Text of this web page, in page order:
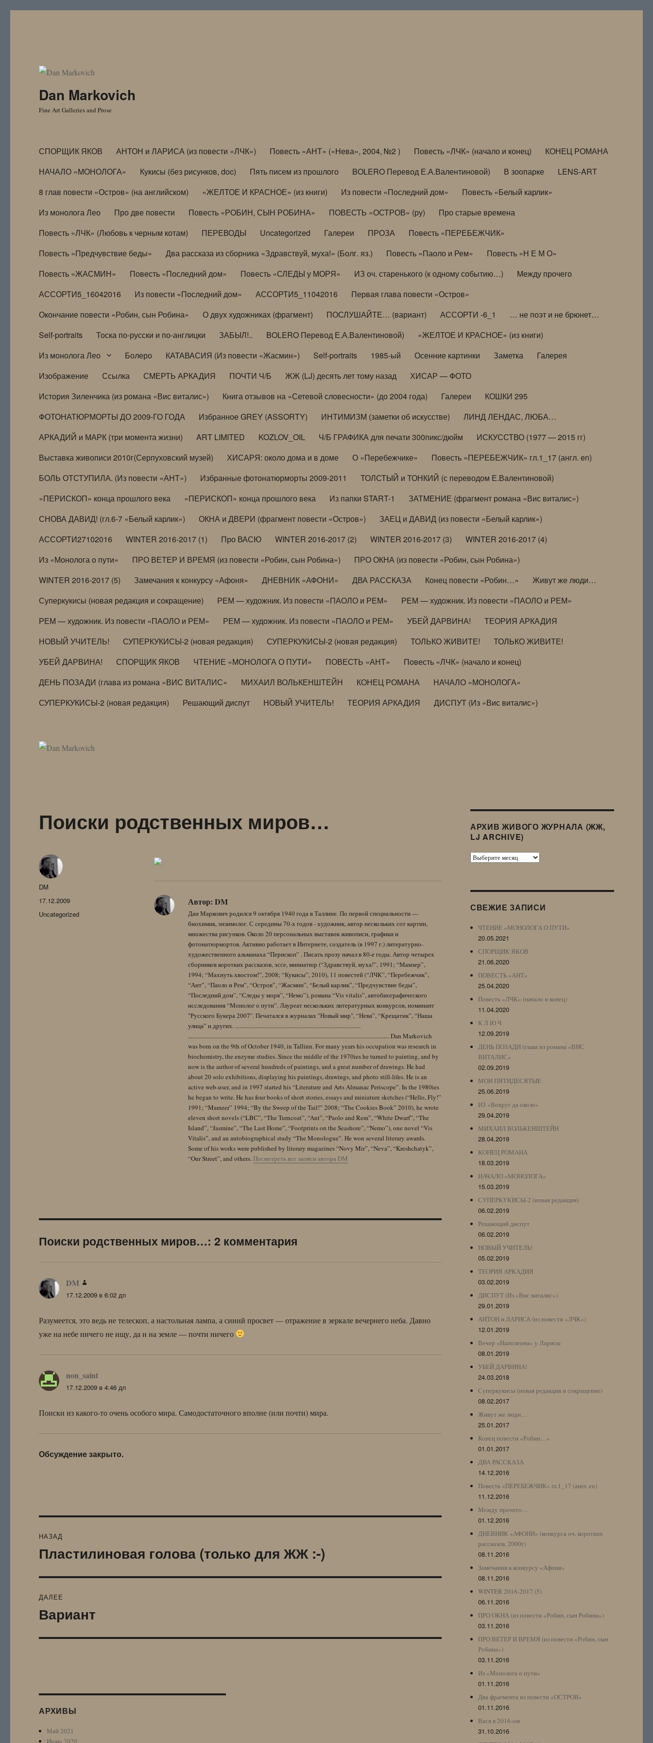
Dan Markovich
Fine Art Galleries and Prose
СПОРЩИК ЯКОВ АНТОН и ЛАРИСА (из повести «ЛЧК») Повесть «АНТ» («Нева», 2004, №2 ) Повесть «ЛЧК» (начало и конец)
КОНЕЦ РОМАНА
НАЧАЛО «МОНОЛОГА»
Кукисы (без рисунков, doc) Пять писем из прошлого BOLERO Перевод Е.А.Валентиновой) В зоопарке
LENS-ART
8 глав повести «Остров» (на английском)
«ЖЕЛТОЕ И КРАСНОЕ» (из книги) Из повести «Последний дом»
Повесть «Белый карлик»
Из монолога Лео
Про две повести Повесть «РОБИН, СЫН РОБИНА» ПОВЕСТЬ «ОСТРОВ» (ру)
Про старые времена
Повесть «ЛЧК» (Любовь к черным котам)
ПЕРЕВОДЫ Uncategorized Галереи ПРОЗА
Повесть «ПЕРЕБЕЖЧИК»
Повесть «Предчувствие беды»
Два рассказа из сборника «Здравствуй, муха!» (Болг. яз.) Повесть «Паоло и Рем»
Повесть «Н Е М О»
Повесть «ЖАСМИН»
Повесть «Последний дом» Повесть «СЛЕДЫ у МОРЯ» ИЗ оч. старенького (к одному событию…)
Между прочего
АССОРТИ5_16042016
Из повести «Последний дом» АССОРТИ5_11042016
Первая глава повести «Остров»
Окончание повести «Робин, сын Робина»
О двух художниках (фрагмент) ПОСЛУШАЙТЕ… (вариант) АССОРТИ -6_1
… не поэт и не брюнет…
Self-portraits
Тоска по-русски и по-англицки ЗАБЫЛ!.. BOLERO Перевод Е.А.Валентиновой)
«ЖЕЛТОЕ И КРАСНОЕ» (из книги)
Из монолога Лео
Болеро КАТАВАСИЯ (Из повести «Жасмин») Self-portraits 1985-ый Осенние картинки Заметка
Галерея
Изображение
Ссылка СМЕРТЬ АРКАДИЯ ПОЧТИ Ч/Б ЖЖ (LJ) десять лет тому назад
ХИСАР — ФОТО
История Зиленчика (из романа «Вис виталис»)
Книга отзывов на «Сетевой словесности» (до 2004 года) Галереи
КОШКИ 295
ФОТОНАТЮРМОРТЫ ДО 2009-ГО ГОДА
Избранное GREY (ASSORTY) ИНТИМИЗМ (заметки об искусстве)
ЛИНД ЛЕНДАС, ЛЮБА…
АРКАДИЙ и МАРК (три момента жизни)
ART LIMITED KOZLOV_OIL Ч/Б ГРАФИКА для печати 300пикс/дюйм
ИСКУССТВО (1977 — 2015 гг)
Выставка живописи 2010г(Серпуховский музей)
ХИСАРЯ: около дома и в доме О «Перебежчике»
Повесть «ПЕРЕБЕЖЧИК» гл.1_17 (англ. en)
БОЛЬ ОТСТУПИЛА. (Из повести «АНТ»)
Избранные фотонатюрморты 2009-2011
ТОЛСТЫЙ и ТОНКИЙ (с переводом Е.Валентиновой)
«ПЕРИСКОП» конца прошлого века
«ПЕРИСКОП» конца прошлого века Из папки START-1
ЗАТМЕНИЕ (фрагмент романа «Вис виталис»)
СНОВА ДАВИД! (гл.6-7 «Белый карлик»)
ОКНА и ДВЕРИ (фрагмент повести «Остров»)
ЗАЕЦ и ДАВИД (из повести «Белый карлик»)
АССОРТИ27102016
WINTER 2016-2017 (1) Про ВАСЮ WINTER 2016-2017 (2) WINTER 2016-2017 (3)
WINTER 2016-2017 (4)
Из «Монолога о пути»
ПРО ВЕТЕР И ВРЕМЯ (из повести «Робин, сын Робина»)
ПРО ОКНА (из повести «Робин, сын Робина»)
WINTER 2016-2017 (5)
Замечания к конкурсу «Афоня» ДНЕВНИК «АФОНИ» ДВА РАССКАЗА Конец повести «Робин…»
Живут же люди…
Суперкукисы (новая редакция и сокращение)
РЕМ — художник. Из повести «ПАОЛО и РЕМ»
РЕМ — художник. Из повести «ПАОЛО и РЕМ»
РЕМ — художник. Из повести «ПАОЛО и РЕМ»
РЕМ — художник. Из повести «ПАОЛО и РЕМ» УБЕЙ ДАРВИНА!
ТЕОРИЯ АРКАДИЯ
НОВЫЙ УЧИТЕЛЬ!
СУПЕРКУКИСЫ-2 (новая редакция) СУПЕРКУКИСЫ-2 (новая редакция) ТОЛЬКО ЖИВИТЕ!
ТОЛЬКО ЖИВИТЕ!
УБЕЙ ДАРВИНА!
СПОРЩИК ЯКОВ ЧТЕНИЕ «МОНОЛОГА О ПУТИ» ПОВЕСТЬ «АНТ»
Повесть «ЛЧК» (начало и конец)
ДЕНЬ ПОЗАДИ (глава из романа «ВИС ВИТАЛИС»
МИХАИЛ ВОЛЬКЕНШТЕЙН КОНЕЦ РОМАНА
НАЧАЛО «МОНОЛОГА»
СУПЕРКУКИСЫ-2 (новая редакция)
Решающий диспут НОВЫЙ УЧИТЕЛЬ! ТЕОРИЯ АРКАДИЯ ДИСПУТ (Из «Вис виталис»)
Поиски родственных миров…
Автор: DM
Дан Маркович родился 9 октября 1940 года в Таллине. По первой специальности —
биохимик, энзимолог. С середины 70-х годов - художник, автор нескольких сот картин,
множества рисунков. Около 20 персональных выставок живописи, графики и
фотонатюрмортов. Активно работает в Интернете, создатель (в 1997 г.) литературно-
художественного альманаха “Перископ” . Писать прозу начал в 80-е годы. Автор четырех
сборников коротких рассказов, эссе, миниатюр (“Здравствуй, муха!”, 1991; “Мамзер”,
1994; “Махнуть хвостом!”, 2008; “Кукисы”, 2010), 11 повестей (“ЛЧК”, “Перебежчик”,
“Ант”, “Паоло и Рем”, “Остров”, “Жасмин”, “Белый карлик”, “Предчувствие беды”,
“Последний дом”, “Следы у моря”, “Немо”), романа “Vis vitalis”, автобиографического
исследования “Монолог о пути”. Лауреат нескольких литературных конкурсов, номинант
"Русского Букера 2007". Печатался в журналах "Новый мир", “Нева”, “Крещатик”, “Наша
улица” и других. ......................................................................................
.......................................................................................................................................... Dan Markovich
was born on the 9th of October 1940, in Tallinn. For many years his occupation was research in
biochemistry, the enzyme studies. Since the middle of the 1970ies he turned to painting, and by
now is the author of several hundreds of paintings, and a great number of drawings. He had
about 20 solo exhibitions, displaying his paintings, drawings, and photo still-lifes. He is an
active web-user, and in 1997 started his “Literature and Arts Almanac Periscope”. In the 1980ies
he began to write. He has four books of short stories, essays and miniature sketches (“Hello, Fly!”
1991; “Mamzer” 1994; “By the Sweep of the Tail!” 2008; “The Cookies Book” 2010), he wrote
eleven short novels (“LBC”, “The Turncoat”, “Ant”, “Paolo and Rem”, “White Dwarf”, “The
Island”, “Jasmine”, “The Last Home”, “Footprints on the Seashore”, “Nemo”), one novel “Vis
Vitalis”, and an autobiographical study “The Monologue”. He won several literary awards.
Some of his works were published by literary magazines “Novy Mir”, “Neva”, “Kreshchatyk”,
“Our Street”, and others. Посмотреть все записи автора DM
Автор
DM
Опубликовано
17.12.2009
Рубрики
Uncategorized
Поиски родственных миров…: 2 комментария
DM
17.12.2009 в 6:02 дп
Разумеется, это ведь не телескоп, а настольная лампа, а синий просвет — отражение в зеркале вечернего неба. Давно
уже на небе ничего не ищу, да и на земле — почти ничего
non_saint
17.12.2009 в 4:46 дп
Поиски из какого-то очень особого мира. Самодостаточного вполне (или почти) мира.
Обсуждение закрыто.
по
НАЗАД
Предыдущая
Пластилиновая голова (только для ЖЖ :-)
ДАЛЕЕ
Следующая
запись:
Вариант
АРХИВЫ
Май 2021
Июнь 2020
АРХИВ ЖИВОГО ЖУРНАЛА (ЖЖ,
LJ ARCHIVE)
Архив
Archive)
СВЕЖИЕ ЗАПИСИ
ЧТЕНИЕ «МОНОЛОГА О ПУТИ»
20.05.2021
СПОРЩИК ЯКОВ
21.06.2020
ПОВЕСТЬ «АНТ»
25.04.2020
Повесть «ЛЧК» (начало и конец)
11.04.2020
К Л Ю Ч
12.09.2019
ДЕНЬ ПОЗАДИ (глава из романа «ВИС
ВИТАЛИС»
02.09.2019
МОИ ПЯТИДЕСЯТЫЕ
25.06.2019
ИЗ «Вокруг да около»
29.04.2019
МИХАИЛ ВОЛЬКЕНШТЕЙН
28.04.2019
КОНЕЦ РОМАНА
18.03.2019
НАЧАЛО «МОНОЛОГА»
15.03.2019
СУПЕРКУКИСЫ-2 (новая редакция)
06.02.2019
Решающий диспут
06.02.2019
НОВЫЙ УЧИТЕЛЬ!
05.02.2019
ТЕОРИЯ АРКАДИЯ
03.02.2019
ДИСПУТ (Из «Вис виталис»)
29.01.2019
АНТОН и ЛАРИСА (из повести «ЛЧК»)
12.01.2019
Вечер «Наполеона» у Ларисы
08.01.2019
УБЕЙ ДАРВИНА!
24.03.2018
Суперкукисы (новая редакция и сокращение)
08.02.2017
Живут же люди…
25.01.2017
Конец повести «Робин…»
01.01.2017
ДВА РАССКАЗА
14.12.2016
Повесть «ПЕРЕБЕЖЧИК» гл.1_17 (англ. en)
11.12.2016
Между прочего…
01.12.2016
ДНЕВНИК «АФОНИ» (конкурса оч. коротких
рассказов, 2000г)
08.11.2016
Замечания к конкурсу «Афоня»
08.11.2016
WINTER 2016-2017 (5)
06.11.2016
ПРО ОКНА (из повести «Робин, сын Робина»)
03.11.2016
ПРО ВЕТЕР И ВРЕМЯ (из повести «Робин, сын
Робина»)
03.11.2016
Из «Монолога о пути»
01.11.2016
Два фрагмента из повести «ОСТРОВ»
01.11.2016
Вася в 2016-ом
31.10.2016